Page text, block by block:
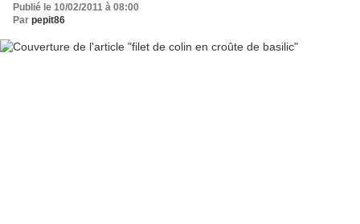
Publié le 10/02/2011 à 08:00
Par pepit86